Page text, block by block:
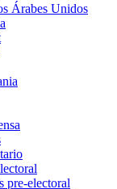
Árabes Unidos
pre-electoral